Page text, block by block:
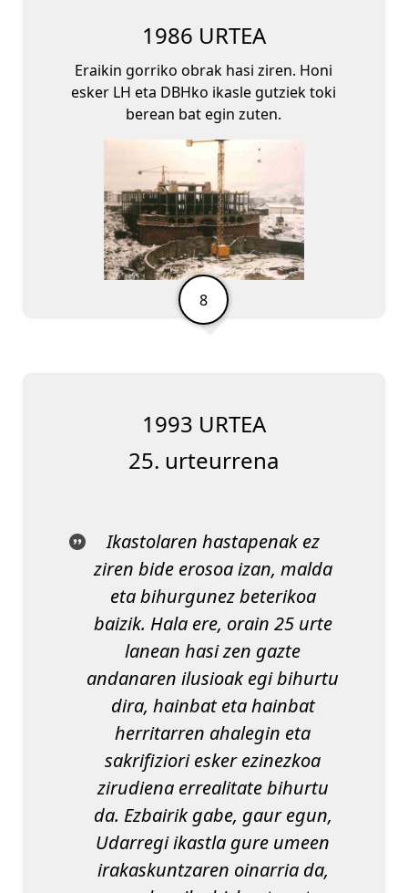
1986 URTEA
Eraikin gorriko obrak hasi ziren. Honi
esker LH eta DBHko ikasle gutziek toki
berean bat egin zuten.
1993 URTEA
25. urteurrena
Ikastolaren hastapenak ez
ziren bide erosoa izan, malda
eta bihurgunez beterikoa
baizik. Hala ere, orain 25 urte
lanean hasi zen gazte
andanaren ilusioak egi bihurtu
dira, hainbat eta hainbat
herritarren ahalegin eta
sakrifiziori esker ezinezkoa
zirudiena errealitate bihurtu
da. Ezbairik gabe, gaur egun,
Udarregi ikastla gure umeen
irakaskuntzaren oinarria da,